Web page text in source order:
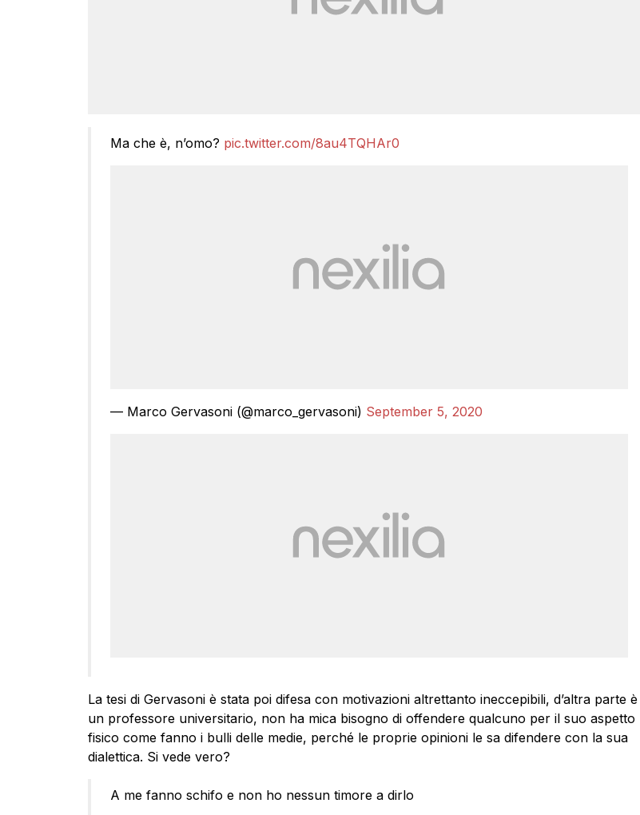
Ma che è, n’omo? pic.twitter.com/8au4TQHAr0
— Marco Gervasoni (@marco_gervasoni) September 5, 2020
La tesi di Gervasoni è stata poi difesa con motivazioni altrettanto ineccepibili, d’altra parte è
un professore universitario, non ha mica bisogno di offendere qualcuno per il suo aspetto
fisico come fanno i bulli delle medie, perché le proprie opinioni le sa difendere con la sua
dialettica. Si vede vero?
A me fanno schifo e non ho nessun timore a dirlo